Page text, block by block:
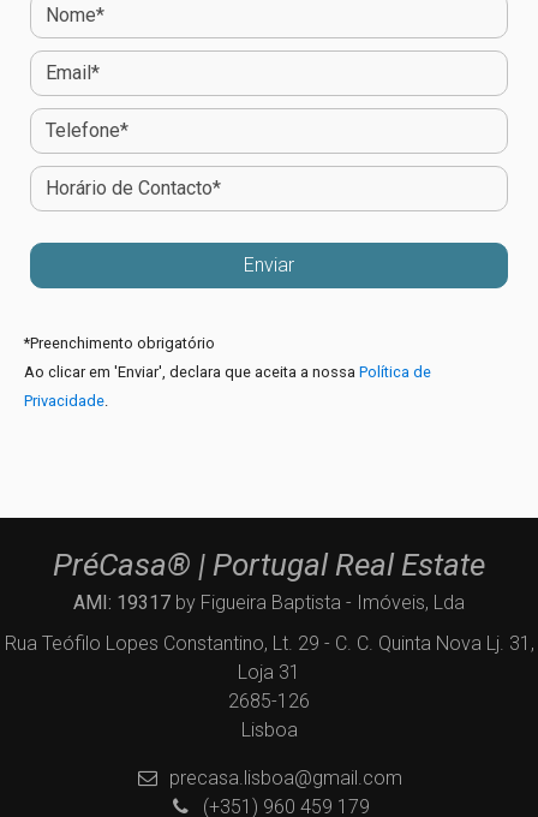
*Preenchimento obrigatório
Ao clicar em 'Enviar', declara que aceita a nossa Política de
Privacidade
PréCasa® | Portugal Real Estate
AMI: 19317 by Figueira Baptista - Imóveis, Lda
Rua Teófilo Lopes Constantino, Lt. 29 - C. C. Quinta Nova Lj. 31,
Loja 31
2685-126
Lisboa
precasa.lisboa@gmail.com
(+351) 960 459 179